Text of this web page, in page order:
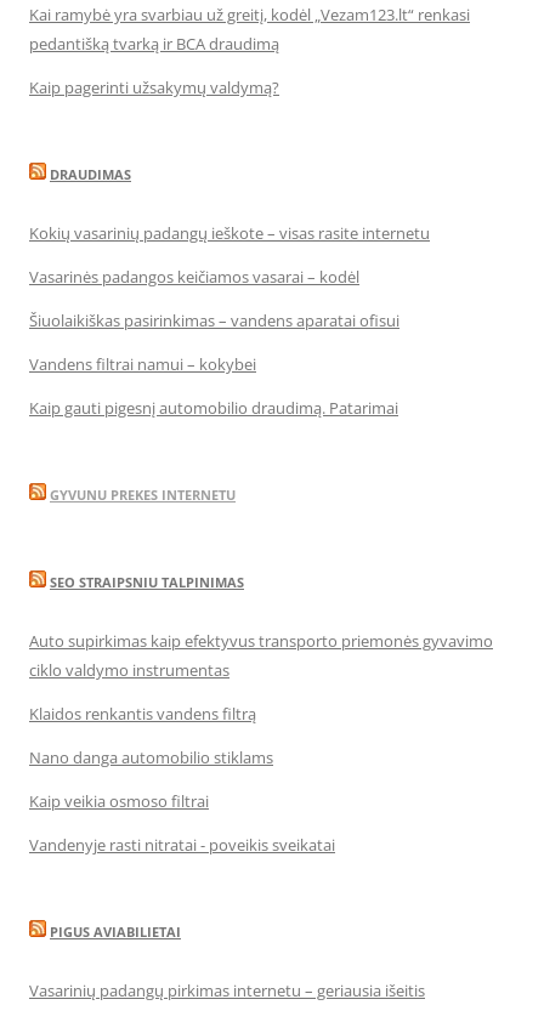
Kai ramybė yra svarbiau už greitį, kodėl „Vezam123.lt“ renkasi
pedantišką tvarką ir BCA draudimą
Kaip pagerinti užsakymų valdymą?
DRAUDIMAS
Kokių vasarinių padangų ieškote – visas rasite internetu
Vasarinės padangos keičiamos vasarai – kodėl
Šiuolaikiškas pasirinkimas – vandens aparatai ofisui
Vandens filtrai namui – kokybei
Kaip gauti pigesnį automobilio draudimą. Patarimai
GYVUNU PREKES INTERNETU
SEO STRAIPSNIU TALPINIMAS
Auto supirkimas kaip efektyvus transporto priemonės gyvavimo
ciklo valdymo instrumentas
Klaidos renkantis vandens filtrą
Nano danga automobilio stiklams
Kaip veikia osmoso filtrai
Vandenyje rasti nitratai - poveikis sveikatai
PIGUS AVIABILIETAI
Vasarinių padangų pirkimas internetu – geriausia išeitis